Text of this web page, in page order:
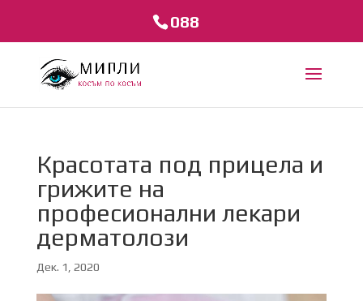
088
Красотата под прицела и
грижите на
професионални лекари
дерматолози
Дек. 1, 2020